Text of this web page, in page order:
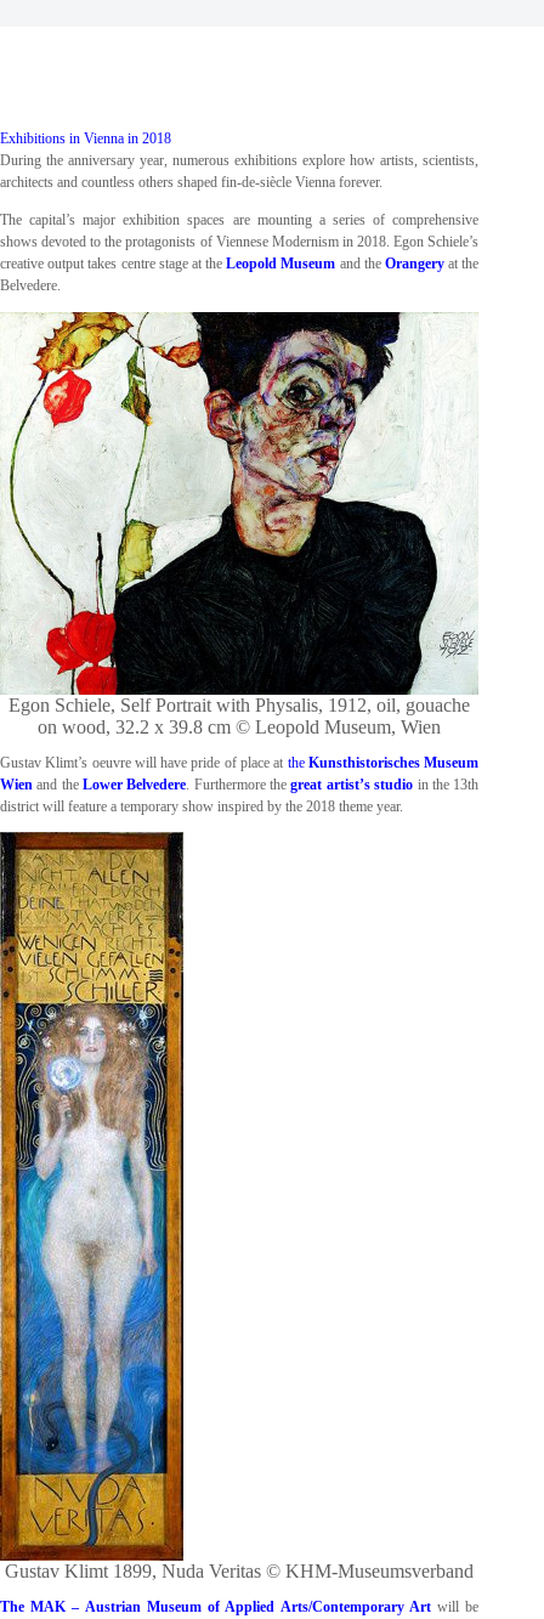
Exhibitions in Vienna in 2018
During the anniversary year, numerous exhibitions explore how artists, scientists,
architects and countless others shaped fin-de-siècle Vienna forever.
The capital’s major exhibition spaces are mounting a series of comprehensive
shows devoted to the protagonists of Viennese Modernism in 2018. Egon Schiele’s
creative output takes centre stage at theLeopold Museum and the Orangery at the
Belvedere.
Egon Schiele, Self Portrait with Physalis, 1912, oil, gouache
on wood, 32.2 x 39.8 cm © Leopold Museum, Wien
Gustav Klimt’s oeuvre will have pride of place at the Kunsthistorisches Museum
Wien and theLower Belvedere . Furthermore thegreat artist’s studio in the 13th
district will feature a temporary show inspired by the 2018 theme year.
Gustav Klimt 1899, Nuda Veritas © KHM-Museumsverband
The MAK – Austrian Museum of Applied Arts/Contemporary Artwill be